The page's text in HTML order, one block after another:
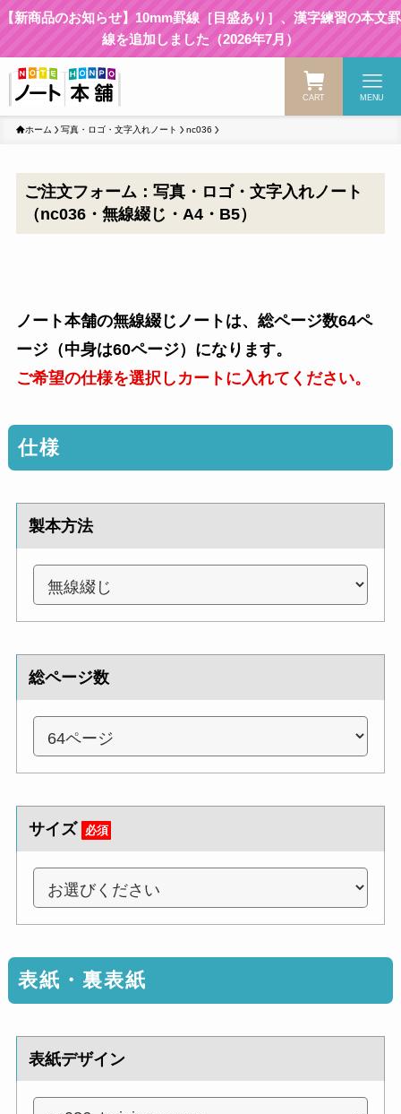
【新商品のお知らせ】10mm罫線［目盛あり］、漢字練習の本文罫
線を追加しました（2026年7月）
CART MENU
ホーム 写真・ロゴ・文字入れノート nc036
ご注文フォーム：写真・ロゴ・文字入れノート
（nc036・無線綴じ・A4・B5）
ノート本舗の無線綴じノートは、総ページ数64ペ
ージ（中身は60ページ）になります。
ご希望の仕様を選択しカートに入れてください。
仕様
製本方法
総ページ数
サイズ 必須
表紙・裏表紙
表紙デザイン